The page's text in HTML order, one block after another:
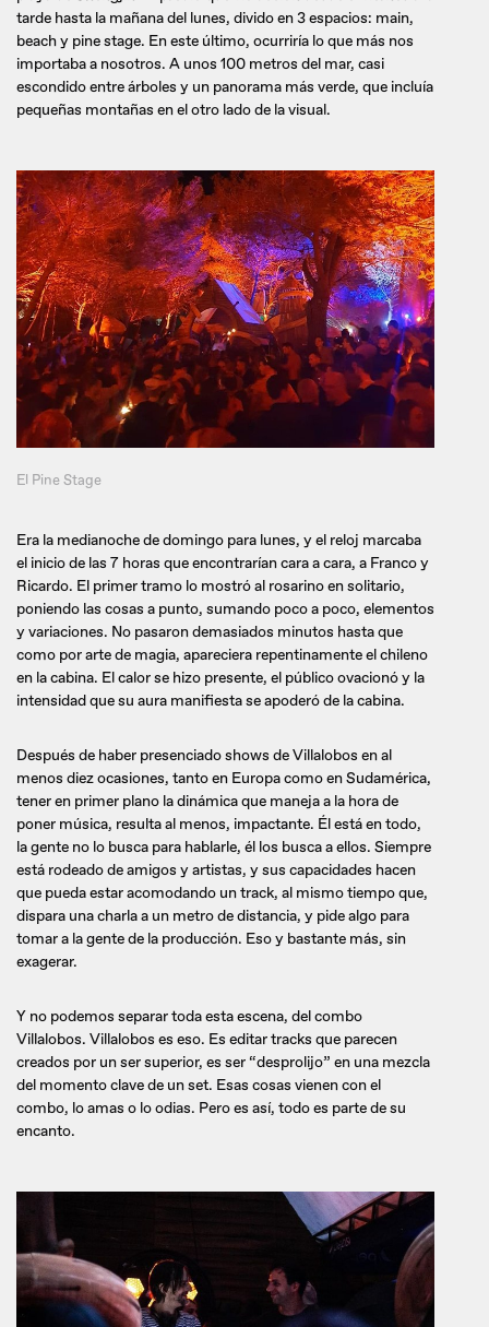
tarde hasta la mañana del lunes, divido en 3 espacios: main,
beach y pine stage. En este último, ocurriría lo que más nos
importaba a nosotros. A unos 100 metros del mar, casi
escondido entre árboles y un panorama más verde, que incluía
pequeñas montañas en el otro lado de la visual.
El Pine Stage
Era la medianoche de domingo para lunes, y el reloj marcaba
el inicio de las 7 horas que encontrarían cara a cara, a Franco y
Ricardo. El primer tramo lo mostró al rosarino en solitario,
poniendo las cosas a punto, sumando poco a poco, elementos
y variaciones. No pasaron demasiados minutos hasta que
como por arte de magia, apareciera repentinamente el chileno
en la cabina. El calor se hizo presente, el público ovacionó y la
intensidad que su aura manifiesta se apoderó de la cabina.
Después de haber presenciado shows de Villalobos en al
menos diez ocasiones, tanto en Europa como en Sudamérica,
tener en primer plano la dinámica que maneja a la hora de
poner música, resulta al menos, impactante. Él está en todo,
la gente no lo busca para hablarle, él los busca a ellos. Siempre
está rodeado de amigos y artistas, y sus capacidades hacen
que pueda estar acomodando un track, al mismo tiempo que,
dispara una charla a un metro de distancia, y pide algo para
tomar a la gente de la producción. Eso y bastante más, sin
exagerar.
Y no podemos separar toda esta escena, del combo
Villalobos. Villalobos es eso. Es editar tracks que parecen
creados por un ser superior, es ser “desprolijo” en una mezcla
del momento clave de un set. Esas cosas vienen con el
combo, lo amas o lo odias. Pero es así, todo es parte de su
encanto.